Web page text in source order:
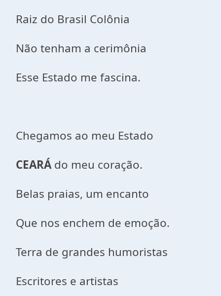
Raiz do Brasil Colônia
Não tenham a cerimônia
Esse Estado me fascina.
Chegamos ao meu Estado
CEARÁdo meu coração.
Belas praias, um encanto
Que nos enchem de emoção.
Terra de grandes humoristas
Escritores e artistas